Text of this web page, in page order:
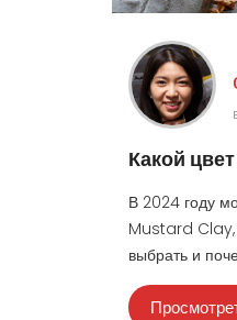
Какой
В 2024 году
Mustard Clay,
выбрать и